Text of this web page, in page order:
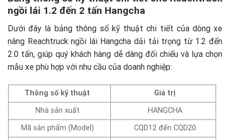
ngồi lái 1.2 đến 2 tấn Hangcha
Dưới đây là bảng thông số kỹ thuật chi tiết của dòng xe
nâng Reachtruck ngồi lái Hangcha dải tải trọng từ 1.2 đến
2.0 tấn, giúp quý khách hàng dễ dàng đối chiếu và lựa chọn
mẫu xe phù hợp với nhu cầu của doanh nghiệp:
Thông số kỹ thuật
Giá trị
Nhà sản xuất
HANGCHA
Mã sản phẩm (Model)
CQD12 đến CQD20